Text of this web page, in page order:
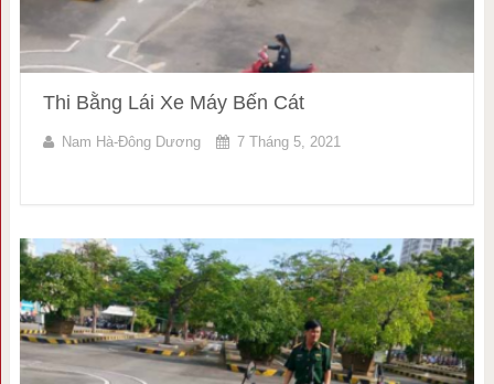
Thi Bằng Lái Xe Máy Bến Cát
Nam Hà-Đông Dương 7 Tháng 5, 2021